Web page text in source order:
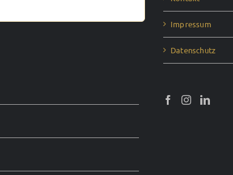
Impressum
Datenschutz